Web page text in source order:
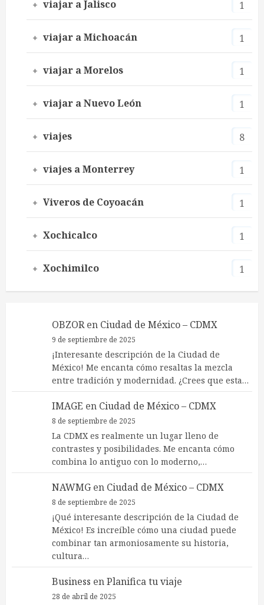
viajar a Jalisco 1
viajar a Michoacán 1
viajar a Morelos 1
viajar a Nuevo León 1
viajes 8
viajes a Monterrey 1
Viveros de Coyoacán 1
Xochicalco 1
Xochimilco 1
OBZORen Ciudad de México – CDMX
9 de septiembre de 2025
¡Interesante descripción de la Ciudad de
México! Me encanta cómo resaltas la mezcla
entre tradición y modernidad. ¿Crees que esta…
IMAGE en Ciudad de México – CDMX
8 de septiembre de 2025
La CDMX es realmente un lugar lleno de
contrastes y posibilidades. Me encanta cómo
combina lo antiguo con lo moderno,…
NAWMG en Ciudad de México – CDMX
8 de septiembre de 2025
¡Qué interesante descripción de la Ciudad de
México! Es increíble cómo una ciudad puede
combinar tan armoniosamente su historia,
cultura…
Business enPlanifica tu viaje
28 de abril de 2025